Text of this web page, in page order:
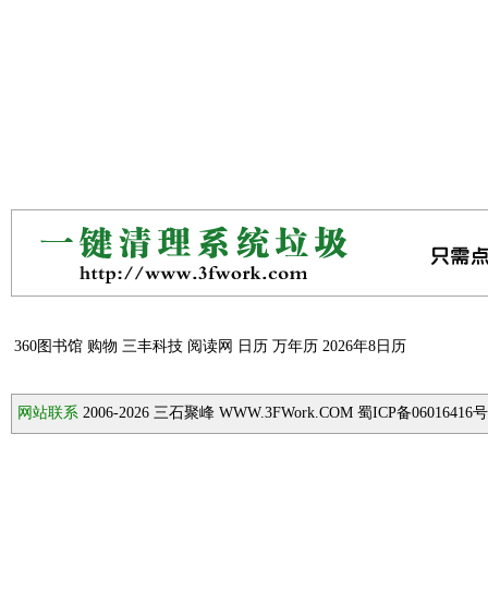
360图书馆 购物 三丰科技 阅读网 日历 万年历 2026年8日历
网站联系 2006-2026 三石聚峰 WWW.3FWork.COM 蜀ICP备06016416号